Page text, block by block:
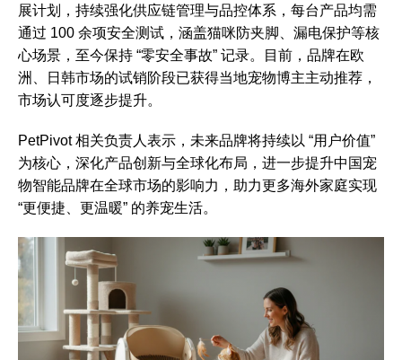
展计划，持续强化供应链管理与品控体系，每台产品均需
通过 100 余项安全测试，涵盖猫咪防夹脚、漏电保护等核
心场景，至今保持 “零安全事故” 记录。目前，品牌在欧
洲、日韩市场的试销阶段已获得当地宠物博主主动推荐，
市场认可度逐步提升。
PetPivot 相关负责人表示，未来品牌将持续以 “用户价值”
为核心，深化产品创新与全球化布局，进一步提升中国宠
物智能品牌在全球市场的影响力，助力更多海外家庭实现
“更便捷、更温暖” 的养宠生活。